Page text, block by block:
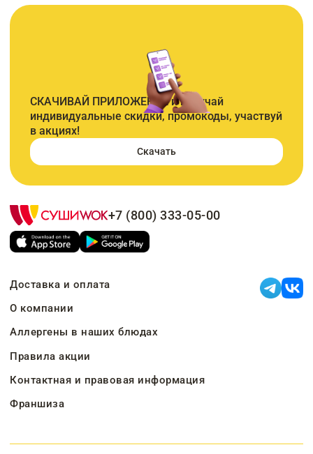
СКАЧИВАЙ ПРИЛОЖЕНИЕ и получай
индивидуальные скидки, промокоды, участвуй
в акциях!
Скачать
+7 (800) 333-05-00
Доставка и оплата
О компании
Аллергены в наших блюдах
Правила акции
Контактная и правовая информация
Франшиза